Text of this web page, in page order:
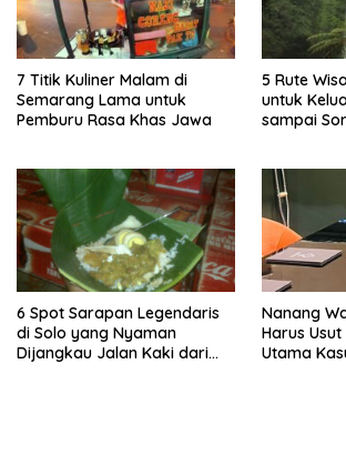
7 Titik Kuliner Malam di
Semarang Lama untuk
Pemburu Rasa Khas Jawa
5 Rute
untuk
sampai
6 Spot Sarapan Legendaris
di Solo yang Nyaman
Dijangkau Jalan Kaki dari
Nanang
Harus
Utama